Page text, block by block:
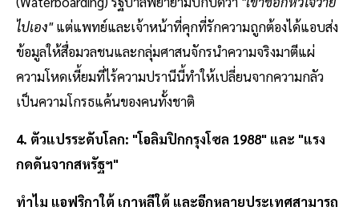
ไปเอง"แต่แพทย์และเจ้าหน้าที่คุกที่รักความถูกต้องได้แอบส่ง
ข้อมูลให้สื่อมวลชนและกลุ่มศาสนจักรนําความจริงมาตีแผ่
ความโหดเหี้ยมที่ไร้ความปรานีนี้ทําให้เปลี่ยนจากความกลัว
เป็นความโกรธแค้นของคนทั้งชาติ
4. ตัวแปรระดับโลก: "โอลิมปิกกรุงโซล 1988" และ "แรง
กดดันจากสหรัฐฯ"
ทําไม แอฟริกาใต้ เกาหลีใต้ และอีกหลายประเทศสามารถ